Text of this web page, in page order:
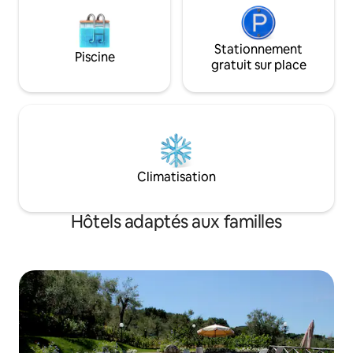
Piscine
Stationnement
gratuit sur place
Climatisation
Hôtels adaptés aux familles